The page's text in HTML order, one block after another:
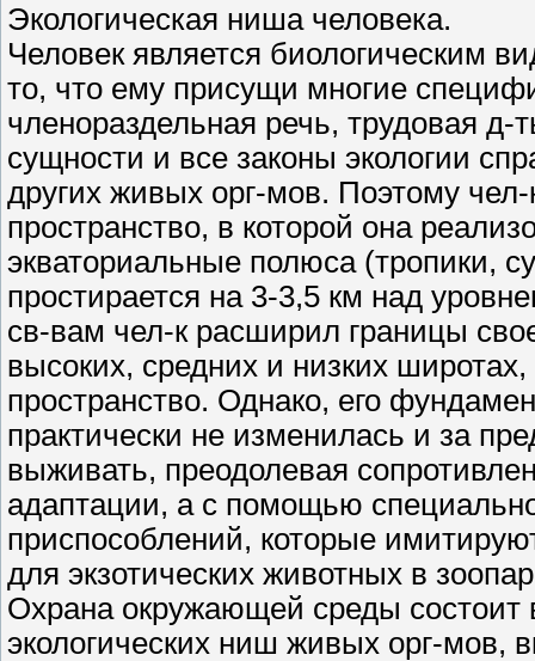
Экологическая ниша человека.
Человек является биологическим
то, что ему присущи многие
членораздельная речь, трудовая д-
сущности и все законы экологии
других живых орг-мов. Поэтому
пространство, в которой она
экваториальные полюса (тропики,
простирается на 3-3,5 км над
св-вам чел-к расширил границы
высоких, средних и низких
пространство. Однако, его
практически не изменилась и за
выживать, преодолевая
адаптации, а с помощью
приспособлений, которые
для экзотических животных в
Охрана окружающей среды состоит
экологических ниш живых орг-мов,